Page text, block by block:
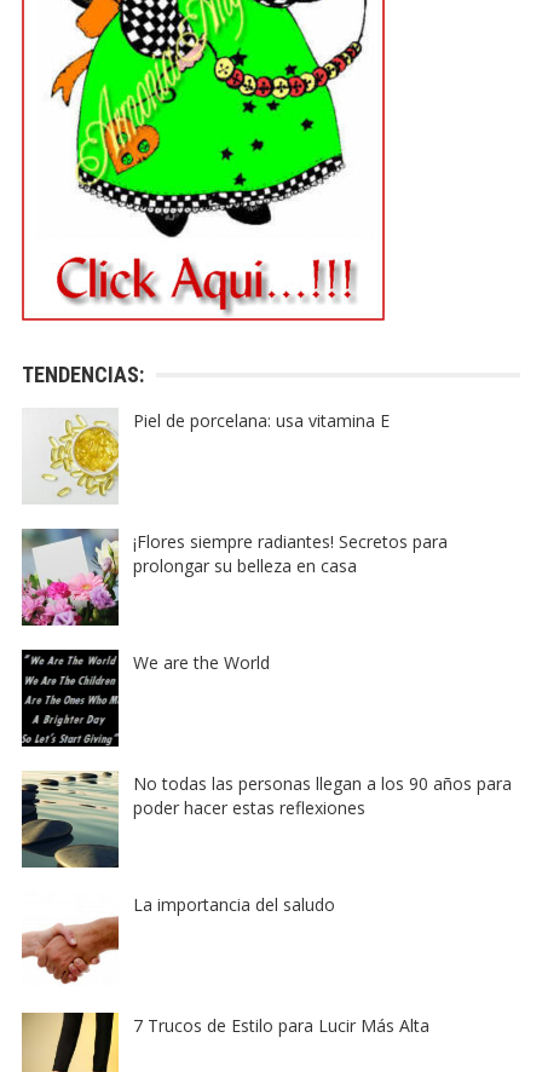
TENDENCIAS:
Piel de porcelana: usa vitamina E
¡Flores siempre radiantes! Secretos para
prolongar su belleza en casa
We are the World
No todas las personas llegan a los 90 años para
poder hacer estas reflexiones
La importancia del saludo
7 Trucos de Estilo para Lucir Más Alta